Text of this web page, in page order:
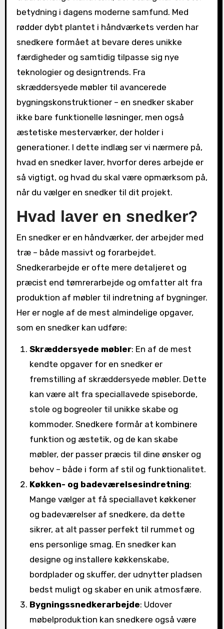
betydning i dagens moderne samfund. Med
rødder dybt plantet i håndværkets verden har
snedkere formået at bevare deres unikke
færdigheder og samtidig tilpasse sig nye
teknologier og designtrends. Fra
skræddersyede møbler til avancerede
bygningskonstruktioner – en snedker skaber
ikke bare funktionelle løsninger, men også
æstetiske mesterværker, der holder i
generationer. I dette indlæg ser vi nærmere på,
hvad en snedker laver, hvorfor deres arbejde er
så vigtigt, og hvad du skal være opmærksom på,
når du vælger en snedker til dit projekt.
Hvad laver en snedker?
En snedker er en håndværker, der arbejder med
træ – både massivt og forarbejdet.
Snedkerarbejde er ofte mere detaljeret og
præcist end tømrerarbejde og omfatter alt fra
produktion af møbler til indretning af bygninger.
Her er nogle af de mest almindelige opgaver,
som en snedker kan udføre:
Skræddersyede møbler: En af de mest
kendte opgaver for en snedker er
fremstilling af skræddersyede møbler. Dette
kan være alt fra speciallavede spiseborde,
stole og bogreoler til unikke skabe og
kommoder. Snedkere formår at kombinere
funktion og æstetik, og de kan skabe
møbler, der passer præcis til dine ønsker og
behov – både i form af stil og funktionalitet.
Køkken- og badeværelsesindretning:
Mange vælger at få speciallavet køkkener
og badeværelser af snedkere, da dette
sikrer, at alt passer perfekt til rummet og
ens personlige smag. En snedker kan
designe og installere køkkenskabe,
bordplader og skuffer, der udnytter pladsen
bedst muligt og skaber en unik atmosfære.
Bygningssnedkerarbejde: Udover
møbelproduktion kan snedkere også være